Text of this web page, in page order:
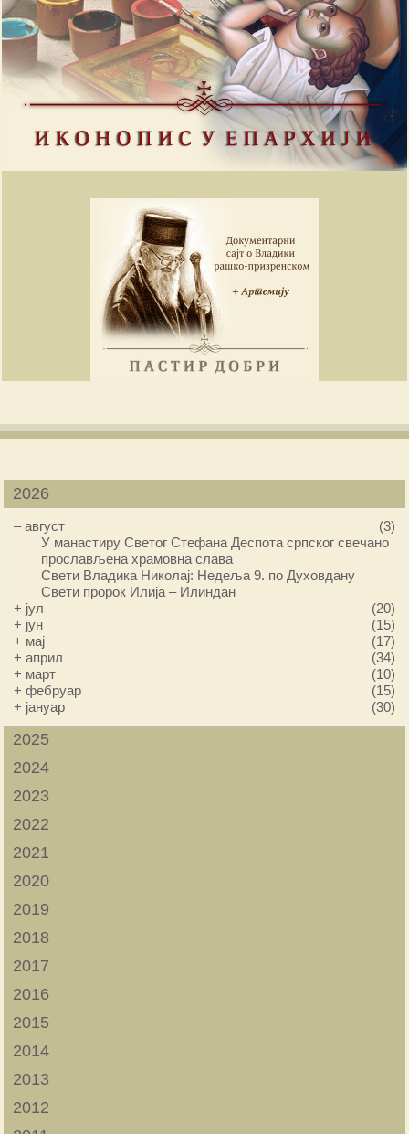
2026
–август
(3)
У манастиру Светог Стефана Деспота српског свечано
прослављена храмовна слава
Свети Владика Николај: Недеља 9. по Духовдану
Свети пророк Илија – Илиндан
+ јул
(20)
+ јун
(15)
+ мај
(17)
+април
(34)
+ март
(10)
+фебруар
(15)
+ јануар (30)
2025
2024
2023
2022
2021
2020
2019
2018
2017
2016
2015
2014
2013
2012